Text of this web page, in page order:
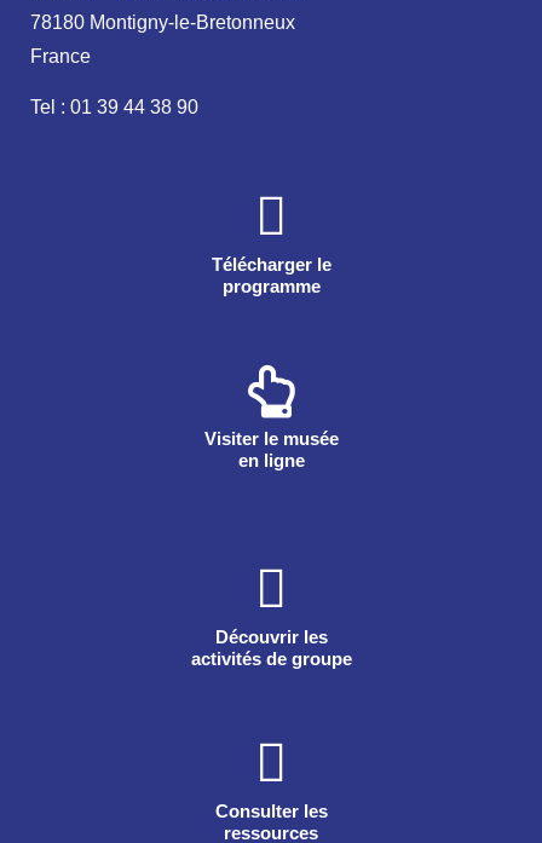
78180 Montigny-le-Bretonneux
France
Tel : 01 39 44 38 90
Télécharger le
programme
Visiter le musée
en ligne
Découvrir les
activités de groupe
Consulter les
ressources